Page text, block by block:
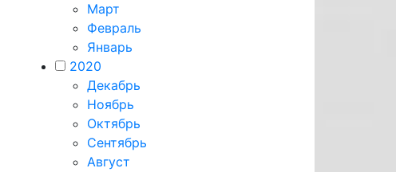
Март
Февраль
Январь
2020
Декабрь
Ноябрь
Октябрь
Сентябрь
Август